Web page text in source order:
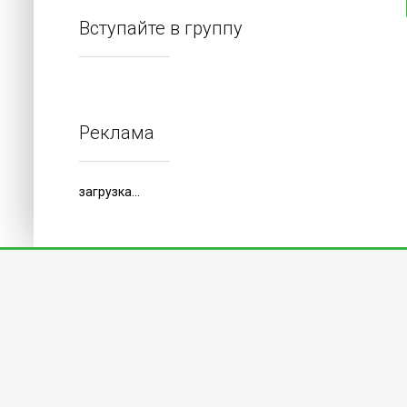
Вступайте в группу
Реклама
загрузка...